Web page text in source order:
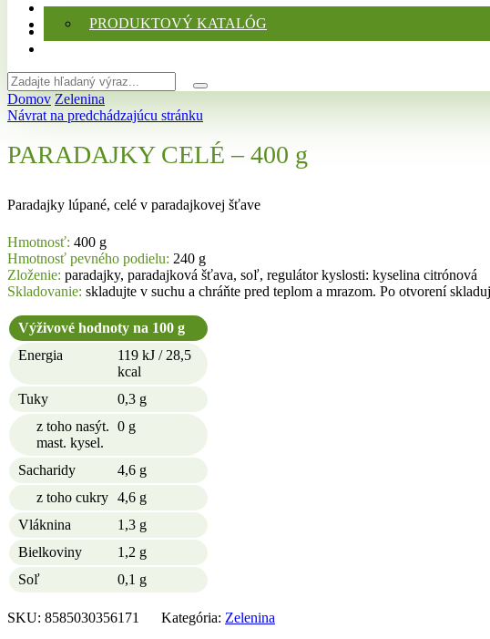
PRODUKTOVÝ KATALÓG
Search
input
Search
Domov Zelenina
Návrat na predchádzajúcu stránku
PARADAJKY CELÉ – 400 g
Paradajky lúpané, celé v paradajkovej šťave
Hmotnosť: 400 g
Hmotnosť pevného podielu: 240 g
Zloženie: paradajky, paradajková šťava, soľ, regulátor kyslosti: kyselina citrónová
Skladovanie: skladujte v suchu a chráňte pred teplom a mrazom. Po otvorení
Výživové hodnoty na 100 g
Energia
119 kJ / 28,5
kcal
Tuky
0,3 g
z toho nasýt.
mast. kysel.
0 g
Sacharidy
4,6 g
z toho cukry 4,6 g
Vláknina
1,3 g
Bielkoviny
1,2 g
Soľ
0,1 g
SKU: 8585030356171 Kategória: Zelenina